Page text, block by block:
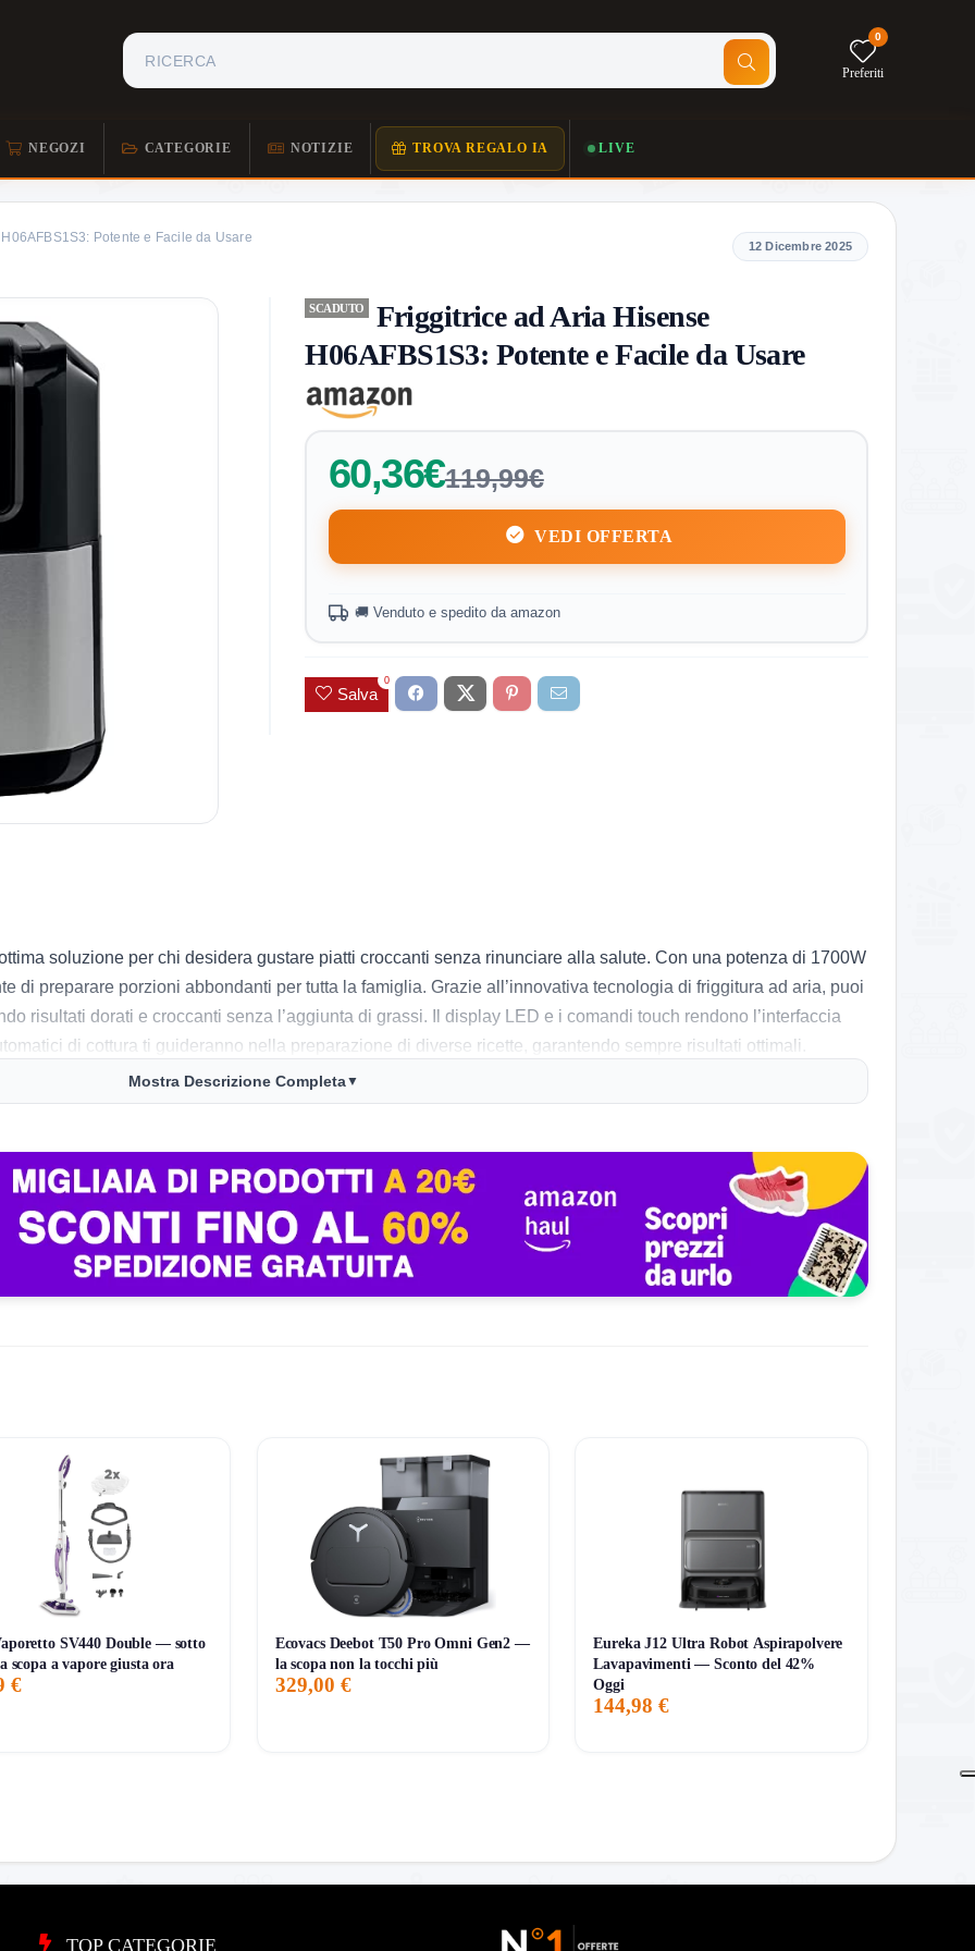
0
Preferiti
NEGOZI CATEGORIE NOTIZIE TROVA REGALO IA LIVE
Potente e Facile da Usare
SCADUTO
Friggitrice ad Aria Hisense
H06AFBS1S3: Potente e Facile da Usare
60,36€119,99€
VEDI OFFERTA
🚚 Venduto e spedito da amazon
Salva
0
12 Dicembre 2025
soluzione per chi desidera gustare piatti croccanti senza rinunciare alla salute. Con una potenza di 1700W
di preparare porzioni abbondanti per tutta la famiglia. Grazie all’innovativa tecnologia di friggitura ad aria, puoi
risultati dorati e croccanti senza l’aggiunta di grassi. Il display LED e i comandi touch rendono l’interfaccia
di cottura ti guideranno nella preparazione di diverse ricette, garantendo sempre risultati ottimali.
possibilità di cuocere in modo sano e veloce. Tuttavia, alcuni segnalano che la dimensione della cavità,
famiglie numerose in caso di cotture simultanee. Inoltre, il rivestimento antiaderente è un grande vantaggio, ma
la Hisense H06AFBS1S3 si distingue per la sua versatilità e per la qualità dei risultati ottenuti.
Mostra Descrizione Completa▼
SV440 Double — sotto
scopa a vapore giusta ora
€
Ecovacs Deebot T50 Pro Omni Gen2 —
la scopa non la tocchi più
329,00 €
Eureka J12 Ultra Robot Aspirapolvere
Lavapavimenti — Sconto del 42%
Oggi
144,98 €
TOP CATEGORIE